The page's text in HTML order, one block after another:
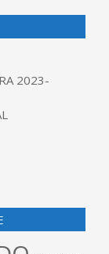
2023-